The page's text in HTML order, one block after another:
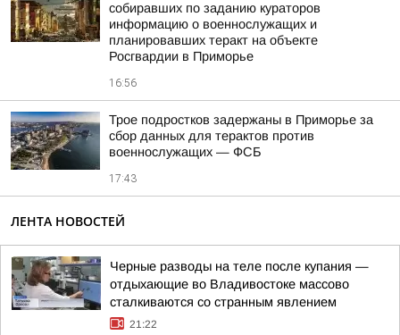
собиравших по заданию кураторов
информацию о военнослужащих и
планировавших теракт на объекте
Росгвардии в Приморье
16:56
Трое подростков задержаны в Приморье за
сбор данных для терактов против
военнослужащих — ФСБ
17:43
ЛЕНТА НОВОСТЕЙ
Черные разводы на теле после купания —
отдыхающие во Владивостоке массово
сталкиваются со странным явлением
21:22